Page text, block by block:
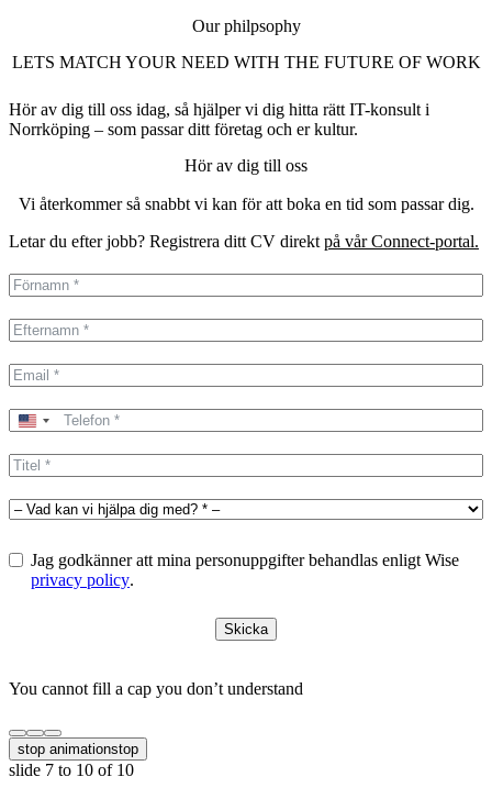
Our philpsophy
LETS MATCH YOUR NEED WITH THE FUTURE OF WORK
Hör av dig till oss idag, så hjälper vi dig hitta rätt IT-konsult i
Norrköping – som passar ditt företag och er kultur.
Hör av dig till oss
Vi återkommer så snabbt vi kan för att boka en tid som passar dig.
Letar du efter jobb? Registrera ditt CV direkt på vår Connect-portal.
United
+1
Jag godkänner att mina personuppgifter behandlas enligt Wise
privacy policy.
Skicka
You cannot fill a cap you don’t understand
stop animationstop
slide 7 to 10 of 10